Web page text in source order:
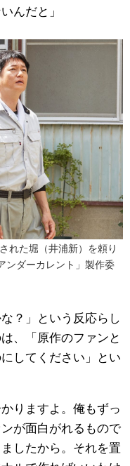
んだと」
れた堀（井浦新）を頼り
ダーカレント」製作委
？」という反応らし
、「原作のファンと
してください」とい
りますよ。俺もずっ
が面白がれるもので
したから。それを置